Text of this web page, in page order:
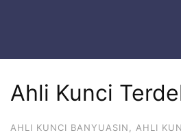
Ahli Kunci
AHLI KUNCI BANYUASIN, AHLI